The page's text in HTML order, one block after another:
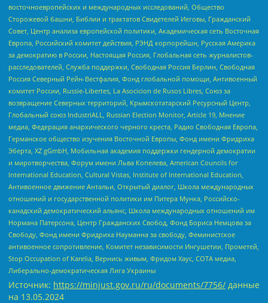
восточноевропейских и международных исследований, Общество
Сторожевой башни, Библии и трактатов Свидетелей Иеговы, Гражданский
Совет, Центр анализа европейской политики, Академическая сеть Восточная
Европа, Российский комитет действия, РЭНД корпорейшн, Русская Америка
за демократию в России, Настоящая Россия, Глобальная сеть журналистов-
расследователей, Служба поддержки, Свободная Россия Берлин, Свободная
Россия Северный Рейн-Вестфалия, Фонд глобальной помощи, Антивоенный
комитет России, Russie-Libertes, La Asocicion de Rusos Libres, Союз за
возвращение Северных территорий, Крымскотатарский Ресурсный Центр,
Глобальный союз IndustriALL, Russian Election Monitor, Article 19, Мнение
медиа, Федерация анархического черного креста, Радио Свободная Европа,
Германское общество изучения Восточной Европы, Фонд имени Фридриха
Эберта, XZ gGmbH, Мобильная академия поддержки гендерной демократии
и миротворчества, Форум имени Льва Копелева, American Councils for
International Education, Cultural Vistas, Institute of International Education,
Антивоенное движение Антальи, Открытый диалог, Школа международных
отношений и государственной политики им Питера Мунка, Российско-
канадский демократический альянс, Школа международных отношений им
Нормана Патерсона, Центр Гражданских Свобод, Фонд Бориса Немцова за
Свободу, Фонд имени Фридриха Науманна за свободу, Феминистское
антивоенное сопротивление, Комитет независимости Ингушетии, Прометей,
Stop Occupation of Karelia, Вернись живым, Фридом Хаус, СОТА медиа,
Либерально-демократическая Лига Украины
Источник: https://minjust.gov.ru/ru/documents/7756/ данные
на 13.05.2024